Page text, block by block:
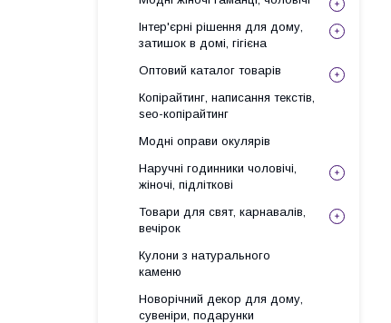
Інтер'єрні рішення для дому,
затишок в домі, гігієна
Оптовий каталог товарів
Копірайтинг, написання текстів,
seo-копірайтинг
Модні оправи окулярів
Наручні годинники чоловічі,
жіночі, підліткові
Товари для свят, карнавалів,
вечірок
Кулони з натурального
каменю
Новорічний декор для дому,
сувеніри, подарунки